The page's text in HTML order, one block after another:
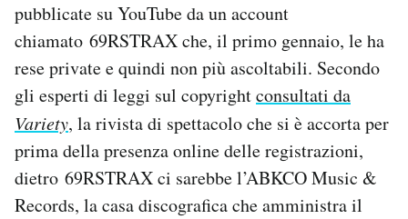
Area Personale
Newsletter
Notifiche mobile
Regala il Post
Esci
pubblicate su YouTube da un account
chiamato 69RSTRAX che, il primo gennaio, le ha
rese private e quindi non più ascoltabili. Secondo
gli esperti di leggi sul copyrightconsultati da
Variety, la rivista di spettacolo che si è accorta per
prima della presenza online delle registrazioni,
dietro 69RSTRAX ci sarebbe l’ABKCO Music &
Records, la casa discografica che amministra il